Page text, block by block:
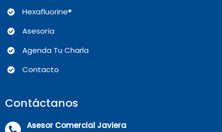
Hexafluorine®
Asesoría
Agenda Tu Charla
Contacto
Contáctanos
Asesor Comercial Javiera